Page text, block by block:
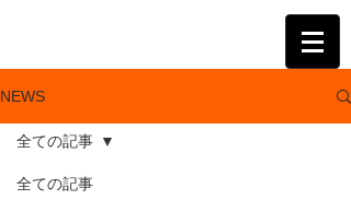
NEWS
全ての記事
全ての記事